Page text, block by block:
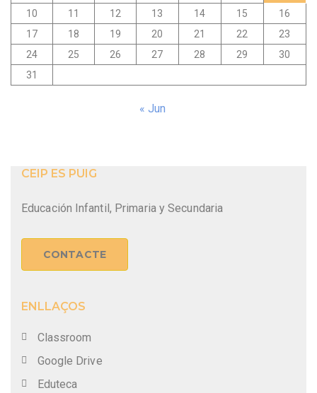
10
11 12 13 14 15
16
17
18 19 20 21 22
23
24
25 26 27 28 29
30
31
« Jun
CEIP ES PUIG
Educación Infantil, Primaria y Secundaria
CONTACTE
ENLLAÇOS
Classroom
Google Drive
Eduteca